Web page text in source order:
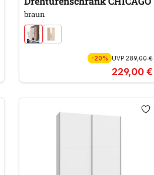
braun
-20% UVP289,00 €
229,00 €